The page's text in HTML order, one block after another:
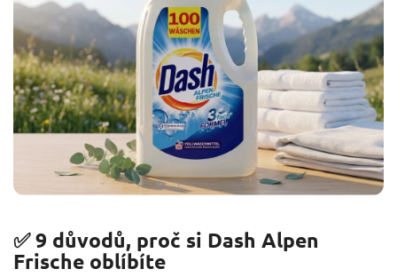
✅ 9 důvodů, proč si Dash Alpen
Frische oblíbíte